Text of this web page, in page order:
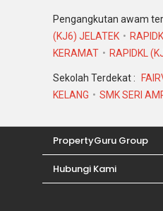
Pengangkutan awam
(KJ6) JELATEK
KERAMAT
RAPIDKL
Sekolah Terdekat :
KELANG
SMK SERI
PropertyGuru Group
Hubungi Kami